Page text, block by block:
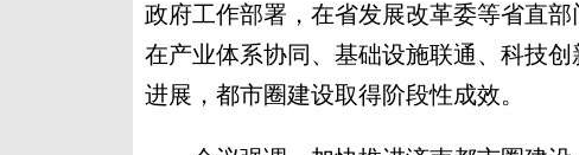
政府工作部署，在省发展改革委等省直
在产业体系协同、基础设施联通、科技
进展，都市圈建设取得阶段性成效。